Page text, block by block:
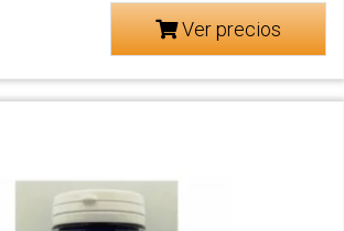
Ver precios